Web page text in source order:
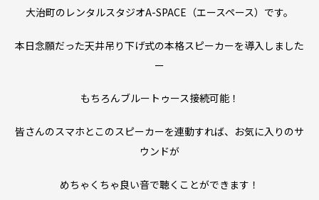
大治町のレンタルスタジオA-SPACE（エースペース）です。
本日念願だった天井吊り下げ式の本格スピーカーを導入しました
ー
もちろんブルートゥース接続可能！
皆さんのスマホとこのスピーカーを連動すれば、お気に入りのサ
ウンドが
めちゃくちゃ良い音で聴くことができます！